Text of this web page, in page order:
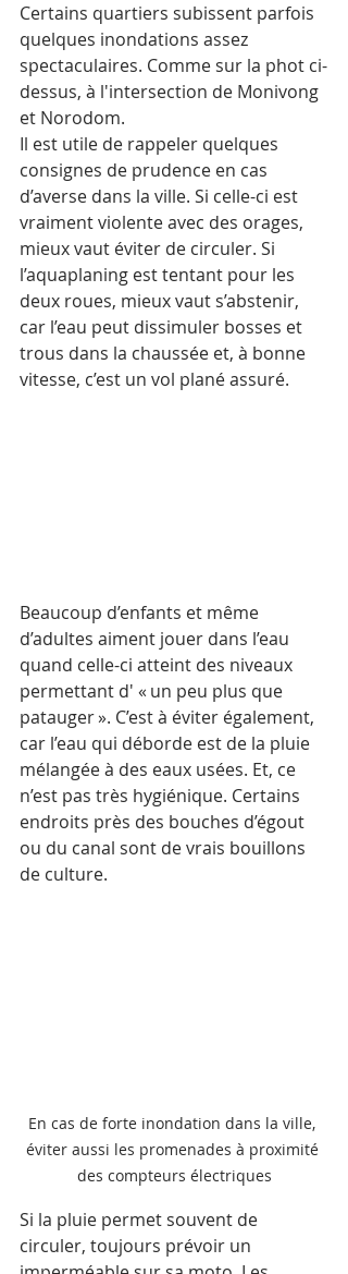
Certains quartiers subissent parfois
quelques inondations assez
spectaculaires. Comme sur la phot ci-
dessus, à l'intersection de Monivong
et Norodom.
Il est utile de rappeler quelques
consignes de prudence en cas
d’averse dans la ville. Si celle-ci est
vraiment violente avec des orages,
mieux vaut éviter de circuler. Si
l’aquaplaning est tentant pour les
deux roues, mieux vaut s’abstenir,
car l’eau peut dissimuler bosses et
trous dans la chaussée et, à bonne
vitesse, c’est un vol plané assuré.
Beaucoup d’enfants et même
d’adultes aiment jouer dans l’eau
quand celle-ci atteint des niveaux
permettant d' « un peu plus que
patauger ». C’est à éviter également,
car l’eau qui déborde est de la pluie
mélangée à des eaux usées. Et, ce
n’est pas très hygiénique. Certains
endroits près des bouches d’égout
ou du canal sont de vrais bouillons
de culture.
En cas de forte inondation dans la ville,
éviter aussi les promenades à proximité
des compteurs électriques
Si la pluie permet souvent de
circuler, toujours prévoir un